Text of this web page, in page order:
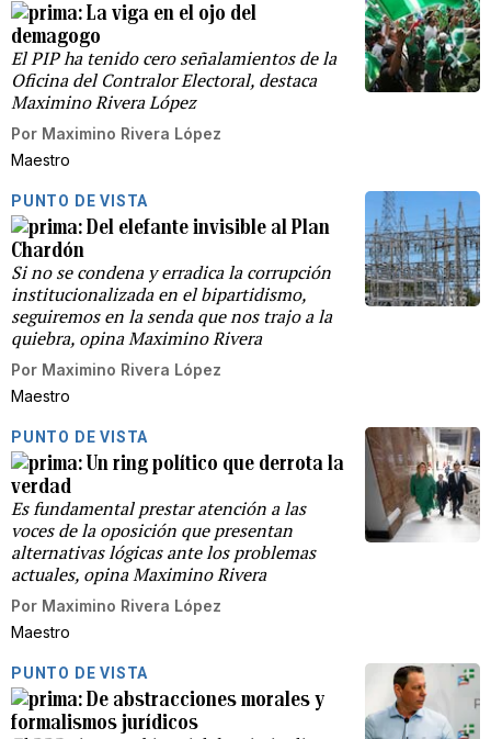
La viga en el ojo del
demagogo
El PIP ha tenido cero señalamientos de la
Oficina del Contralor Electoral, destaca
Maximino Rivera López
Por Maximino Rivera López
Maestro
PUNTO DE VISTA
Del elefante invisible al Plan
Chardón
Si no se condena y erradica la corrupción
institucionalizada en el bipartidismo,
seguiremos en la senda que nos trajo a la
quiebra, opina Maximino Rivera
Por Maximino Rivera López
Maestro
PUNTO DE VISTA
Un ring político que derrota la
verdad
Es fundamental prestar atención a las
voces de la oposición que presentan
alternativas lógicas ante los problemas
actuales, opina Maximino Rivera
Por Maximino Rivera López
Maestro
PUNTO DE VISTA
De abstracciones morales y
formalismos jurídicos